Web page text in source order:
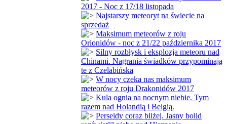
2017 - Noc z 17/18 listopada
Najstarszy meteoryt na świecie na
sprzedaż
Maksimum meteorów z roju
Orionidów - noc z 21/22 października 2017
Silny rozbłysk i eksplozja meteoru nad
Chinami. Nagrania świadków przypominają
te z Czelabińska
W nocy czeka nas maksimum
meteorów z roju Drakonidów 2017
Kula ognia na nocnym niebie. Tym
razem nad Holandią i Belgią.
Perseidy coraz bliżej. Jasny bolid